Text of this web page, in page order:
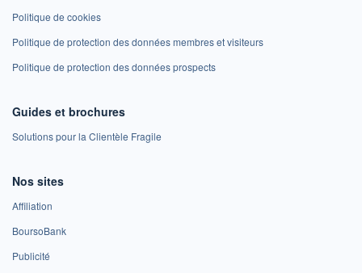
Politique de cookies
Politique de protection des données membres et visiteurs
Politique de protection des données prospects
Guides et brochures
Solutions pour la Clientèle Fragile
Nos sites
Affiliation
BoursoBank
Publicité